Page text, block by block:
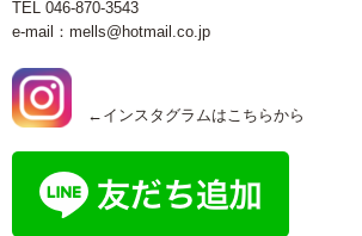
TEL 046-870-3543
e-mail：mells@hotmail.co.jp
←インスタグラムはこちらから